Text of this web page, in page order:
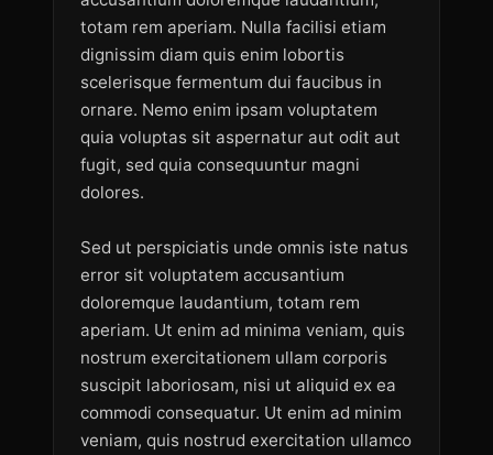
totam rem aperiam. Nulla facilisi etiam
dignissim diam quis enim lobortis
scelerisque fermentum dui faucibus in
ornare. Nemo enim ipsam voluptatem
quia voluptas sit aspernatur aut odit aut
fugit, sed quia consequuntur magni
dolores.
Sed ut perspiciatis unde omnis iste natus
error sit voluptatem accusantium
doloremque laudantium, totam rem
aperiam. Ut enim ad minima veniam, quis
nostrum exercitationem ullam corporis
suscipit laboriosam, nisi ut aliquid ex ea
commodi consequatur. Ut enim ad minim
veniam, quis nostrud exercitation ullamco